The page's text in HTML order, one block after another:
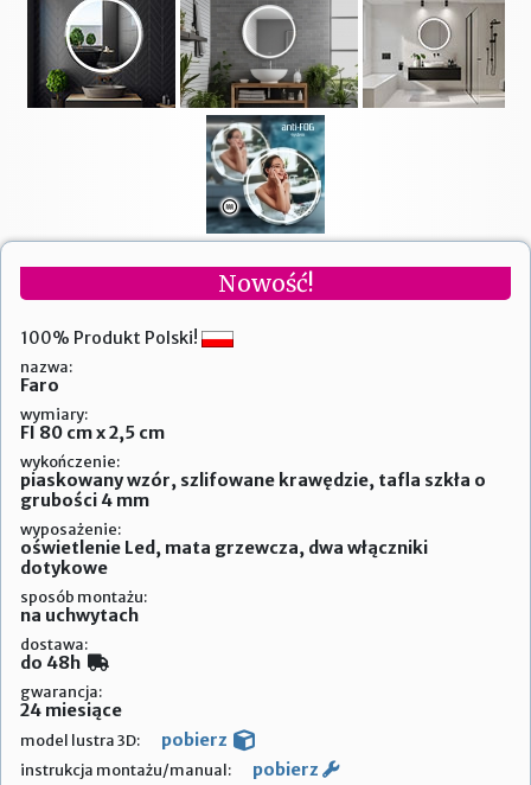
Nowość!
100% Produkt Polski!
nazwa:
Faro
wymiary:
FI 80 cm x 2,5 cm
wykończenie:
piaskowany wzór, szlifowane krawędzie, tafla szkła o
grubości 4 mm
wyposażenie:
oświetlenie Led, mata grzewcza, dwa włączniki
dotykowe
sposób montażu:
na uchwytach
dostawa:
do 48h
gwarancja:
24 miesiące
model lustra 3D: pobierz
instrukcja montażu/manual: pobierz